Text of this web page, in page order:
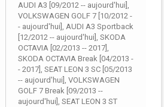
AUDI A3 [09/2012 -- aujourd'hui],
VOLKSWAGEN GOLF 7 [10/2012 -
- aujourd'hui], AUDI A3 Sportback
[12/2012 -- aujourd'hui], SKODA
OCTAVIA [02/2013 -- 2017],
SKODA OCTAVIA Break [04/2013 -
- 2017], SEAT LEON 3 SC [05/2013
-- aujourd'hui], VOLKSWAGEN
GOLF 7 Break [09/2013 --
aujourd'hui], SEAT LEON 3 ST